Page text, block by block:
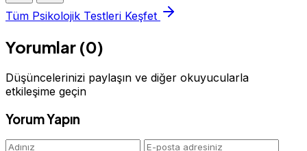
Tüm Psikolojik Testleri Keşfet
Yorumlar (0)
Düşüncelerinizi paylaşın ve diğer okuyucularla
etkileşime geçin
Yorum Yapın